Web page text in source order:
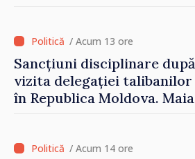
/ Acum 13 ore
Sancțiuni disciplinare după
vizita delegației talibanilor
în Republica Moldova. Maia
cunosc politica statului”
/ Acum 14 ore